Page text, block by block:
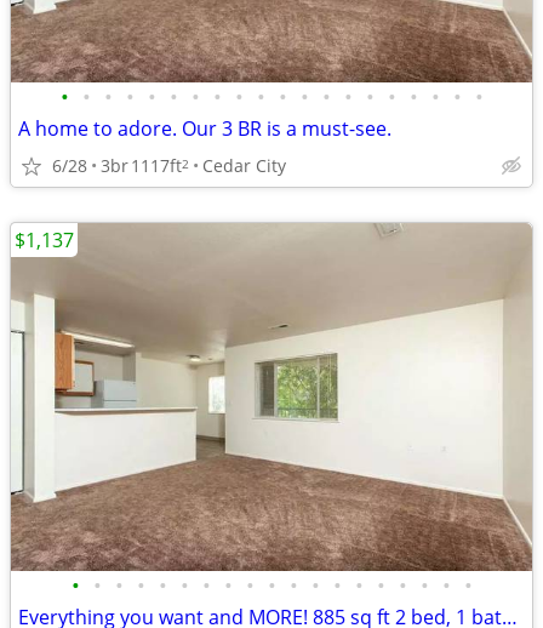
• • • • • • • • • • • • • • • • • • • •
A home to adore. Our 3 BR is a must-see.
6/28 3br1117ft2 Cedar City
• • • • • • • • • • • • • • • • • • •
Everything you want and MORE! 885 sq ft 2 bed, 1 bath available!
$1,137